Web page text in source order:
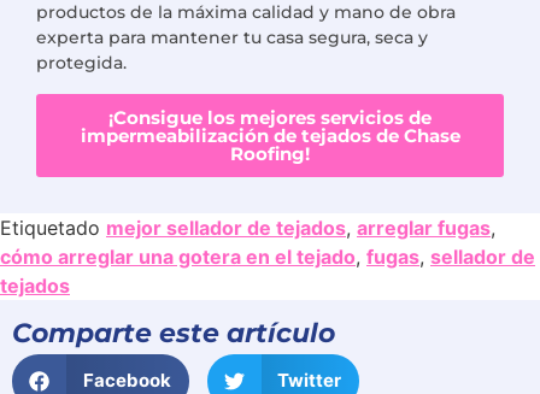
productos de la máxima calidad y mano de obra
experta para mantener tu casa segura, seca y
protegida.
¡Consigue los mejores servicios de
impermeabilización de tejados de Chase
Roofing!
Etiquetado mejor sellador de tejados, arreglar fugas,
cómo arreglar una gotera en el tejado, fugas, sellador de
tejados
Comparte este artículo
Facebook Twitter